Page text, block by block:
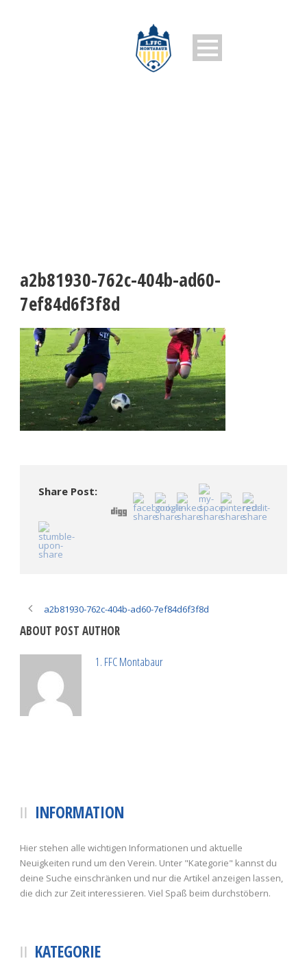
a2b81930-762c-404b-ad60-
7ef84d6f3f8d
Share Post:
a2b81930-762c-404b-ad60-7ef84d6f3f8d
ABOUT POST AUTHOR
1. FFC Montabaur
INFORMATION
Hier stehen alle wichtigen Informationen und aktuelle
Neuigkeiten rund um den Verein. Unter "Kategorie" kannst du
deine Suche einschränken und nur die Artikel anzeigen lassen,
die dich zur Zeit interessieren. Viel Spaß beim durchstöbern.
KATEGORIE